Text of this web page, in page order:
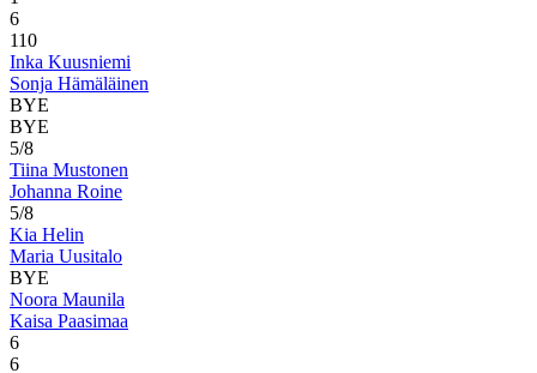
6
110
Inka Kuusniemi
Sonja Hämäläinen
BYE
BYE
5/8
Tiina Mustonen
Johanna Roine
5/8
Kia Helin
Maria Uusitalo
BYE
Noora Maunila
Kaisa Paasimaa
6
6